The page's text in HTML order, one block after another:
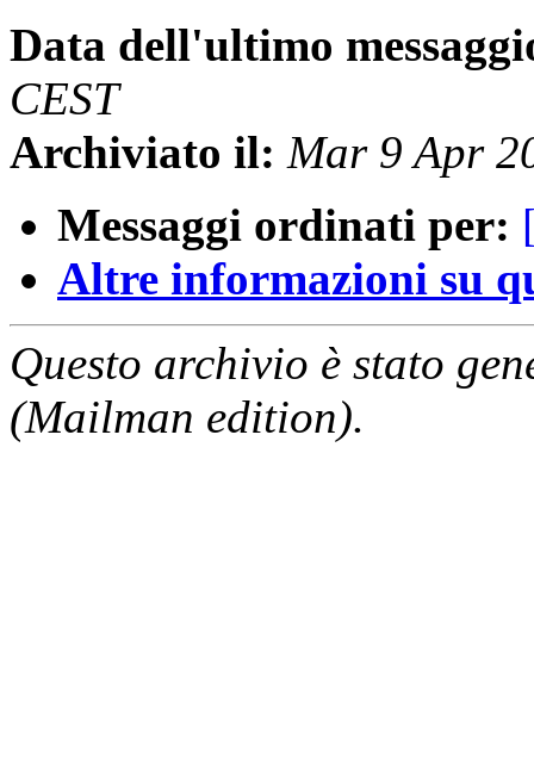
Data dell'ultimo
CEST
Archiviato il: Mar 9 Apr
Messaggi ordinati per:
Altre informazioni su
Questo archivio è stato
(Mailman edition).